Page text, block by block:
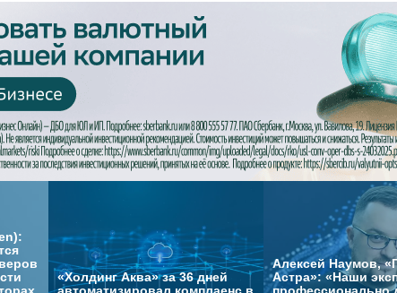
«Холдинг Аква» за 36 дней
Алексей Наумов,
Астра»: «Наши